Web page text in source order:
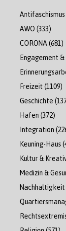
Antifaschismus
AWO (333)
CORONA (681)
Engagement
Freizeit (1109)
Geschichte
Hafen (372)
Integration
Keuning-Haus
Kultur &
Medizin &
Nachhaltigkeit